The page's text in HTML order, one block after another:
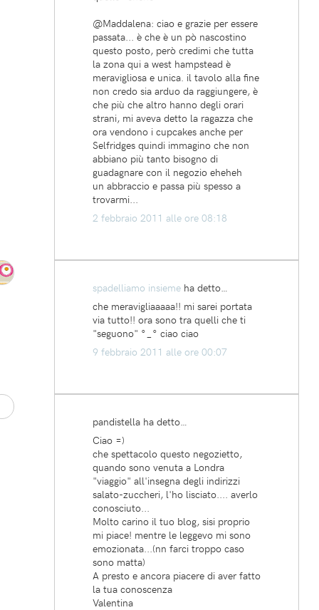
@Maddalena: ciao e grazie per essere
passata... è che è un pò nascostino
questo posto, però credimi che tutta
la zona qui a west hampstead è
meravigliosa e unica. il tavolo alla fine
non credo sia arduo da raggiungere, è
che più che altro hanno degli orari
strani, mi aveva detto la ragazza che
ora vendono i cupcakes anche per
Selfridges quindi immagino che non
abbiano più tanto bisogno di
guadagnare con il negozio eheheh
un abbraccio e passa più spesso a
trovarmi...
2 febbraio 2011 alle ore 08:18
spadelliamo insieme ha detto…
che meravigliaaaaa!! mi sarei portata
via tutto!! ora sono tra quelli che ti
"seguono" °_° ciao ciao
9 febbraio 2011 alle ore 00:07
pandistella ha detto…
Ciao =)
che spettacolo questo negozietto,
quando sono venuta a Londra
"viaggio" all'insegna degli indirizzi
salato-zuccheri, l'ho lisciato.... averlo
conosciuto...
Molto carino il tuo blog, sisi proprio
mi piace! mentre le leggevo mi sono
emozionata...(nn farci troppo caso
sono matta)
A presto e ancora piacere di aver fatto
la tua conoscenza
Valentina